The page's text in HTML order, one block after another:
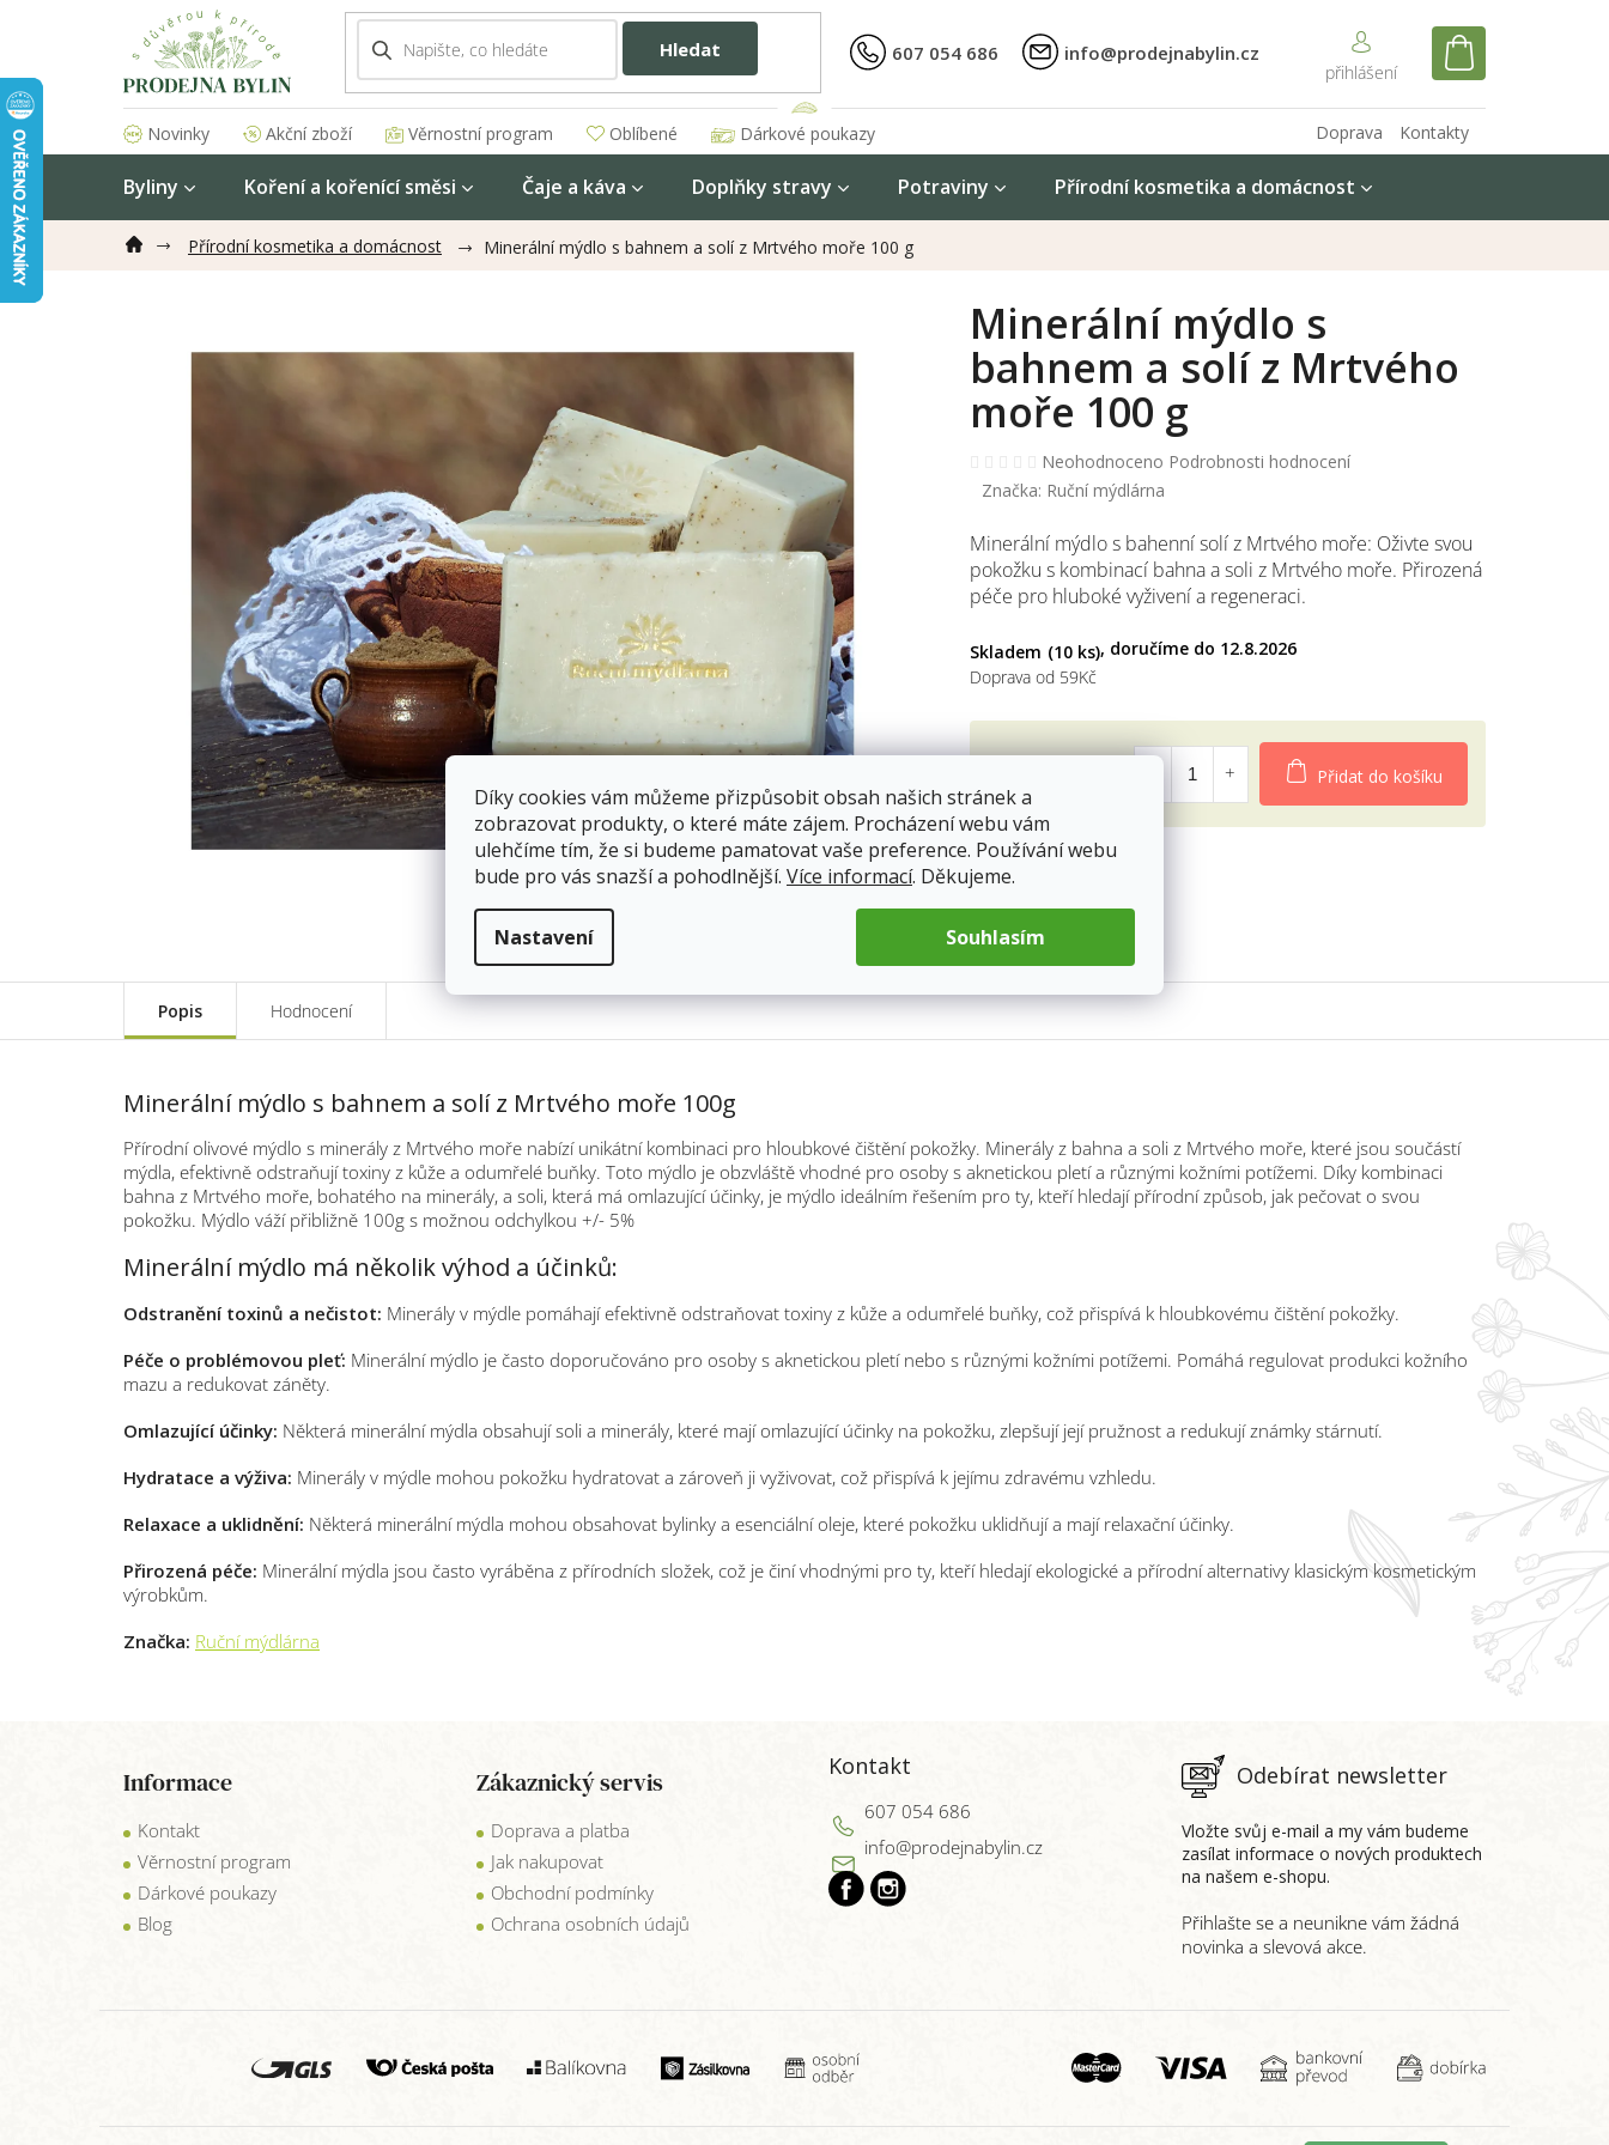
Díky cookies vám můžeme přizpůsobit obsah našich stránek a
zobrazovat produkty, o které máte zájem. Procházení webu vám
ulehčíme tím, že si budeme pamatovat vaše preference. Používání webu
bude pro vás snazší a pohodlnější. Více informací. Děkujeme.
Nastavení Souhlasím
Hledat 607 054 686 info@prodejnabylin.cz
NÁKUPNÍ
Novinky Akční zboží Věrnostní program Oblíbené Kontakty
Doprava
Dárkové poukazy
Byliny Koření a kořenící směsi Čaje a káva Doplňky stravy Potraviny Přírodní kosmetika a domácnost
Přírodní kosmetika a domácnost Minerální mýdlo s bahnem a solí z Mrtvého moře 100 g
Skladem (10 ks) 12.8.2026
Minerální mýdlo s bahenní solí z Mrtvého moře: Oživte svou
pokožku s kombinací bahna a soli z Mrtvého moře. Přirozená
péče pro hluboké vyživení a regeneraci.
Minerální mýdlo s
bahnem a solí z Mrtvého
moře 100 g
Průměrné
hodnocení
produktu
0,0
z
5
Neohodnoceno Podrobnosti hodnocení
Značka: Ruční mýdlárna
Doprava od 59Kč
Měrná
cena:
Přidat do košíku
Popis Hodnocení
Minerální mýdlo s bahnem a solí z Mrtvého moře 100g
Přírodní olivové mýdlo s minerály z Mrtvého moře nabízí unikátní kombinaci pro hloubkové čištění pokožky. Minerály z bahna a soli z Mrtvého moře, které jsou součástí
mýdla, efektivně odstraňují toxiny z kůže a odumřelé buňky. Toto mýdlo je obzvláště vhodné pro osoby s aknetickou pletí a různými kožními potížemi. Díky kombinaci
bahna z Mrtvého moře, bohatého na minerály, a soli, která má omlazující účinky, je mýdlo ideálním řešením pro ty, kteří hledají přírodní způsob, jak pečovat o svou
pokožku. Mýdlo váží přibližně 100g s možnou odchylkou +/- 5%
Minerální mýdlo má několik výhod a účinků:
Odstranění toxinů a nečistot: Minerály v mýdle pomáhají efektivně odstraňovat toxiny z kůže a odumřelé buňky, což přispívá k hloubkovému čištění pokožky.
Péče o problémovou pleť: Minerální mýdlo je často doporučováno pro osoby s aknetickou pletí nebo s různými kožními potížemi. Pomáhá regulovat produkci kožního
mazu a redukovat záněty.
Omlazující účinky: Některá minerální mýdla obsahují soli a minerály, které mají omlazující účinky na pokožku, zlepšují její pružnost a redukují známky stárnutí.
Hydratace a výživa: Minerály v mýdle mohou pokožku hydratovat a zároveň ji vyživovat, což přispívá k jejímu zdravému vzhledu.
Relaxace a uklidnění: Některá minerální mýdla mohou obsahovat bylinky a esenciální oleje, které pokožku uklidňují a mají relaxační účinky.
Přirozená péče: Minerální mýdla jsou často vyráběna z přírodních složek, což je činí vhodnými pro ty, kteří hledají ekologické a přírodní alternativy klasickým kosmetickým
výrobkům.
Značka: Ruční mýdlárna
Informace
Kontakt
Věrnostní program
Dárkové poukazy
Blog
Zákaznický servis
Doprava a platba
Jak nakupovat
Obchodní podmínky
Ochrana osobních údajů
Kontakt
info@prodejnabylin.cz
607 054 686
Odebírat newsletter
Vložte svůj e-mail a my vám budeme
zasílat informace o nových produktech
na našem e-shopu.